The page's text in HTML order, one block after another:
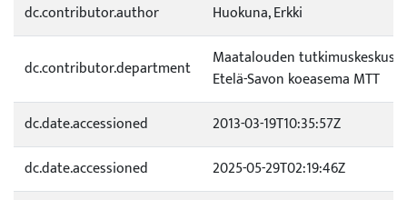
dc.contributor.author Huokuna, Erkki
dc.contributor.department
Maatalouden tutkimuskeskus
Etelä-Savon koeasema MTT
dc.date.accessioned
2013-03-19T10:35:57Z
dc.date.accessioned
2025-05-29T02:19:46Z